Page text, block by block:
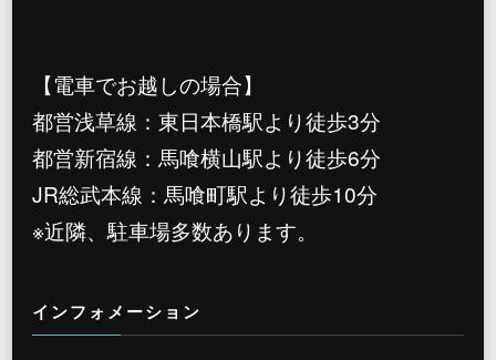
【電車でお越しの場合】
都営浅草線：東日本橋駅より徒歩3分
都営新宿線：馬喰横山駅より徒歩6分
JR総武本線：馬喰町駅より徒歩10分
※近隣、駐車場多数あります。
インフォメーション